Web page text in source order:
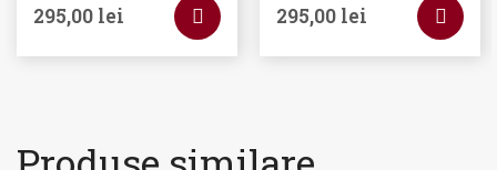
295,00 lei 295,00 lei